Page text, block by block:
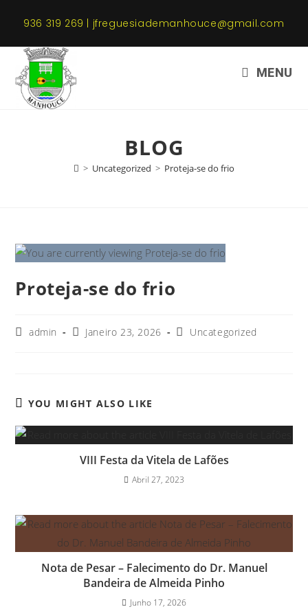
936 319 269 | jfreguesiademanhouce@gmail.com
MENU
BLOG
> Uncategorized > Proteja-se do frio
Proteja-se do frio
admin Janeiro 23, 2026 Uncategorized
YOU MIGHT ALSO LIKE
VIII Festa da Vitela de Lafões
Abril 27, 2023
Nota de Pesar – Falecimento do Dr. Manuel
Bandeira de Almeida Pinho
Junho 17, 2026